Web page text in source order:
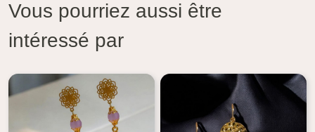
Vous pourriez aussi être
intéressé par